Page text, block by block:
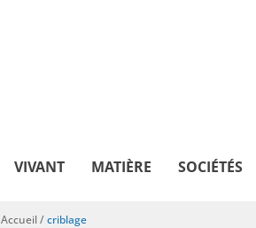
VIVANT MATIÈRE SOCIÉTÉS
Vous êtes ici
Accueil/criblage